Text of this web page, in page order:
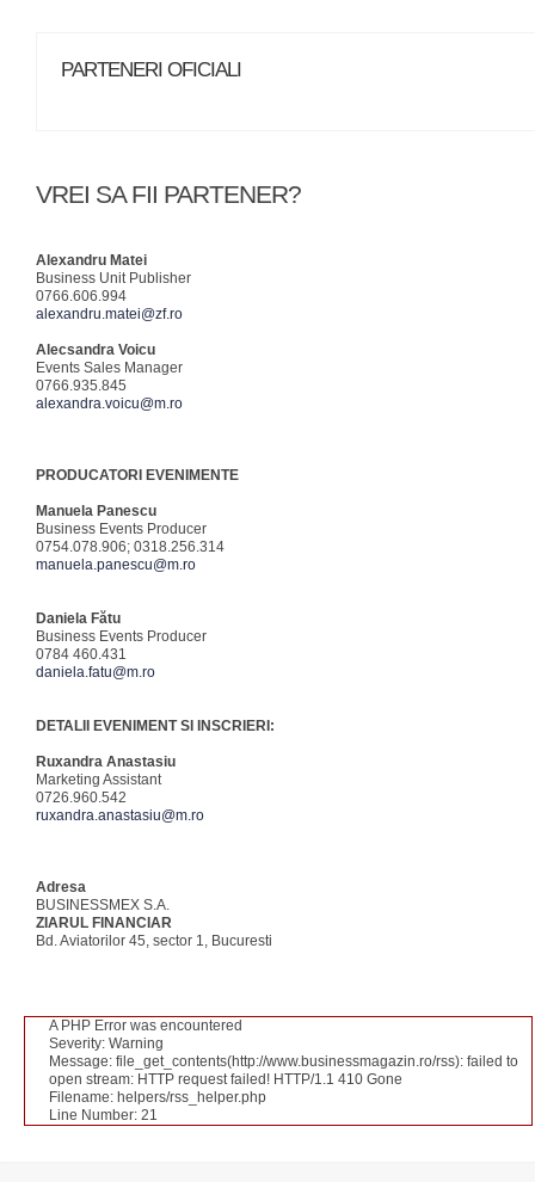
PARTENERI OFICIALI
VREI SA FII PARTENER?
Alexandru Matei
Business Unit Publisher
0766.606.994
alexandru.matei@zf.ro
Alecsandra Voicu
Events Sales Manager
0766.935.845
alexandra.voicu@m.ro
PRODUCATORI EVENIMENTE
Manuela Panescu
Business Events Producer
0754.078.906; 0318.256.314
manuela.panescu@m.ro
Daniela Fătu
Business Events Producer
0784 460.431
daniela.fatu@m.ro
DETALII EVENIMENT SI INSCRIERI:
Ruxandra Anastasiu
Marketing Assistant
0726.960.542
ruxandra.anastasiu@m.ro
Adresa
BUSINESSMEX S.A.
ZIARUL FINANCIAR
Bd. Aviatorilor 45, sector 1, Bucuresti
A PHP Error was encountered
Severity: Warning
Message: file_get_contents(http://www.businessmagazin.ro/rss): failed to
open stream: HTTP request failed! HTTP/1.1 410 Gone
Filename: helpers/rss_helper.php
Line Number: 21